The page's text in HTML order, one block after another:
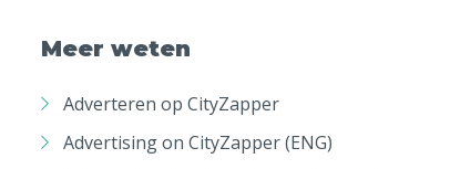
Meer weten
Adverteren op CityZapper
Advertising on CityZapper (ENG)